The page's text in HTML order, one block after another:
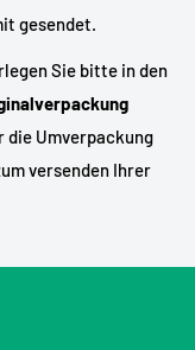
gesendet.
Sie bitte in den
die Umverpackung
versenden Ihrer